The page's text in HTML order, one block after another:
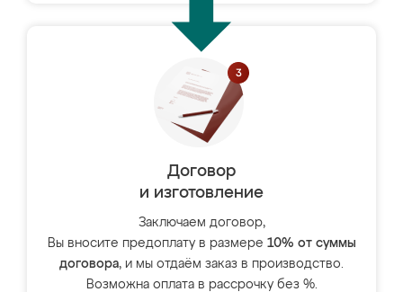
Договор
и изготовление
Заключаем договор,
Вы вносите предоплату в размере 10% от суммы
договора, и мы отдаём заказ в производство.
Возможна оплата в рассрочку без %.